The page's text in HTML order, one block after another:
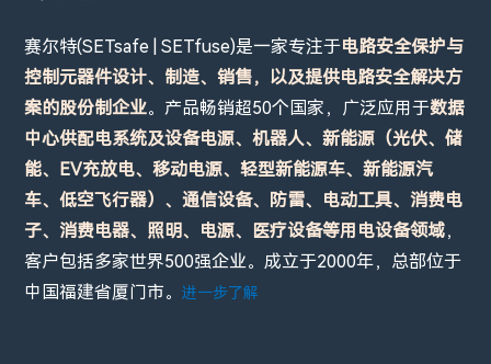
赛尔特(SETsafe | SETfuse)是一家专注于电路安全保护与
控制元器件设计、制造、销售，以及提供电路安全解决方
案的股份制企业。产品畅销超50个国家，广泛应用于数据
中心供配电系统及设备电源、机器人、新能源（光伏、储
能、EV充放电、移动电源、轻型新能源车、新能源汽
车、低空飞行器）、通信设备、防雷、电动工具、消费电
子、消费电器、照明、电源、医疗设备等用电设备领域，
客户包括多家世界500强企业。成立于2000年，总部位于
中国福建省厦门市。进一步了解